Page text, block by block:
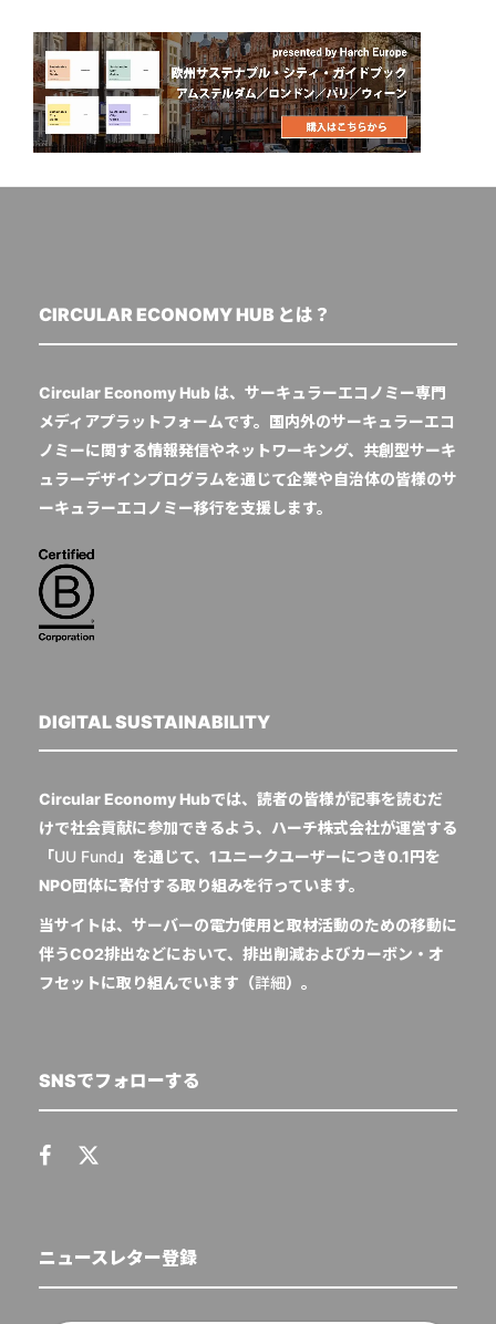
CIRCULAR ECONOMY HUB とは？
Circular Economy Hub は、サーキュラーエコノミー専門
メディアプラットフォームです。国内外のサーキュラーエコ
ノミーに関する情報発信やネットワーキング、共創型サーキ
ュラーデザインプログラムを通じて企業や自治体の皆様のサ
ーキュラーエコノミー移行を支援します。
DIGITAL SUSTAINABILITY
Circular Economy Hubでは、読者の皆様が記事を読むだ
けで社会貢献に参加できるよう、ハーチ株式会社が運営する
「UU Fund」を通じて、1ユニークユーザーにつき0.1円を
NPO団体に寄付する取り組みを行っています。
当サイトは、サーバーの電力使用と取材活動のための移動に
伴うCO2排出などにおいて、排出削減およびカーボン・オ
フセットに取り組んでいます（詳細）。
SNSでフォローする
ニュースレター登録